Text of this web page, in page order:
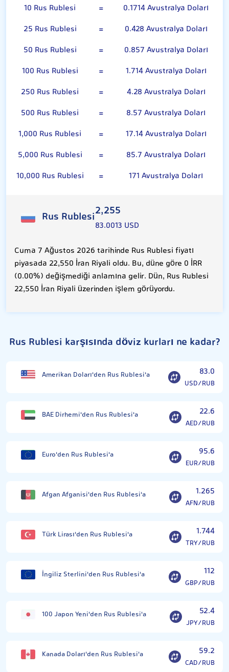
10 Rus Rublesi =
0.1714 Avustralya Doları
25 Rus Rublesi
=
0.428 Avustralya Doları
50 Rus Rublesi
=
0.857 Avustralya Doları
100 Rus Rublesi
=
1.714 Avustralya Doları
250 Rus Rublesi
=
4.28 Avustralya Doları
500 Rus Rublesi
=
8.57 Avustralya Doları
1,000 Rus Rublesi
=
17.14 Avustralya Doları
5,000 Rus Rublesi
=
85.7 Avustralya Doları
10,000 Rus Rublesi
= 171 Avustralya Doları
Rus Rublesi2,255
83.0013 USD
Cuma 7 Ağustos 2026 tarihinde Rus Rublesi fiyatı
piyasada 22,550 İran Riyali oldu. Bu, düne göre 0 İRR
(0.00%) değişmediği anlamına gelir. Dün, Rus Rublesi
22,550 İran Riyali üzerinden işlem görüyordu.
Rus Rublesi karşısında döviz kurları ne kadar?
Amerikan Doları'den Rus Rublesi'a 83.0
USD/RUB
BAE Dirhemi'den Rus Rublesi'a 22.6
AED/RUB
Euro'den Rus Rublesi'a 95.6
EUR/RUB
Afgan Afganisi'den Rus Rublesi'a 1.265
AFN/RUB
Türk Lirası'den Rus Rublesi'a 1.744
TRY/RUB
İngiliz Sterlini'den Rus Rublesi'a 112
GBP/RUB
100 Japon Yeni'den Rus Rublesi'a 52.4
JPY/RUB
Kanada Doları'den Rus Rublesi'a 59.2
CAD/RUB